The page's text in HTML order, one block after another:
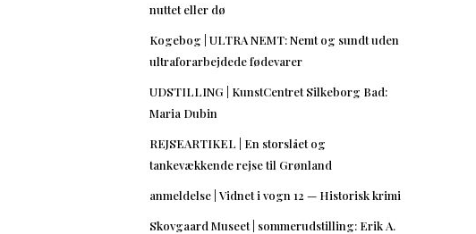
nuttet eller dø
Kogebog | ULTRA NEMT: Nemt og sundt uden
ultraforarbejdede fødevarer
UDSTILLING | KunstCentret Silkeborg Bad:
Maria Dubin
REJSEARTIKEL | En storslået og
tankevækkende rejse til Grønland
anmeldelse | Vidnet i vogn 12 — Historisk krimi
Skovgaard Museet | sommerudstilling: Erik A.